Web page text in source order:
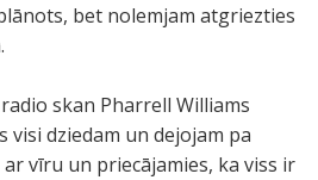
bet nolemjam atgriezties
skan Pharrell Williams
visi dziedam un dejojam pa
vīru un priecājamies, ka viss ir